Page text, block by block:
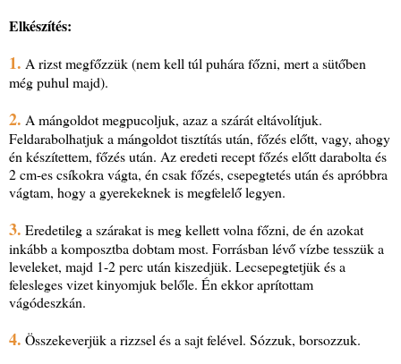
Elkészítés:
1. A rizst megfőzzük (nem kell túl puhára főzni, mert a sütőben
még puhul majd).
2. A mángoldot megpucoljuk, azaz a szárát eltávolítjuk.
Feldarabolhatjuk a mángoldot tisztítás után, főzés előtt, vagy, ahogy
én készítettem, főzés után. Az eredeti recept főzés előtt darabolta és
2 cm-es csíkokra vágta, én csak főzés, csepegtetés után és apróbbra
vágtam, hogy a gyerekeknek is megfelelő legyen.
3. Eredetileg a szárakat is meg kellett volna főzni, de én azokat
inkább a komposztba dobtam most. Forrásban lévő vízbe tesszük a
leveleket, majd 1-2 perc után kiszedjük. Lecsepegtetjük és a
felesleges vizet kinyomjuk belőle. Én ekkor aprítottam
vágódeszkán.
4. Összekeverjük a rizzsel és a sajt felével. Sózzuk, borsozzuk.